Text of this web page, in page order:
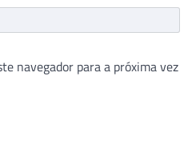
navegador para a próxima vez